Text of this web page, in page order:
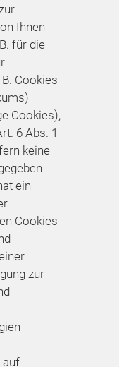
Ihnen
für die
Cookies
Cookies),
6 Abs. 1
keine
ein
Cookies
zur
auf